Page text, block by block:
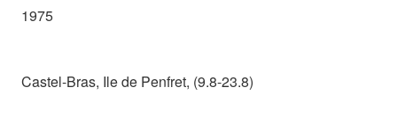
1975
Castel-Bras, Ile de Penfret, (9.8-23.8)